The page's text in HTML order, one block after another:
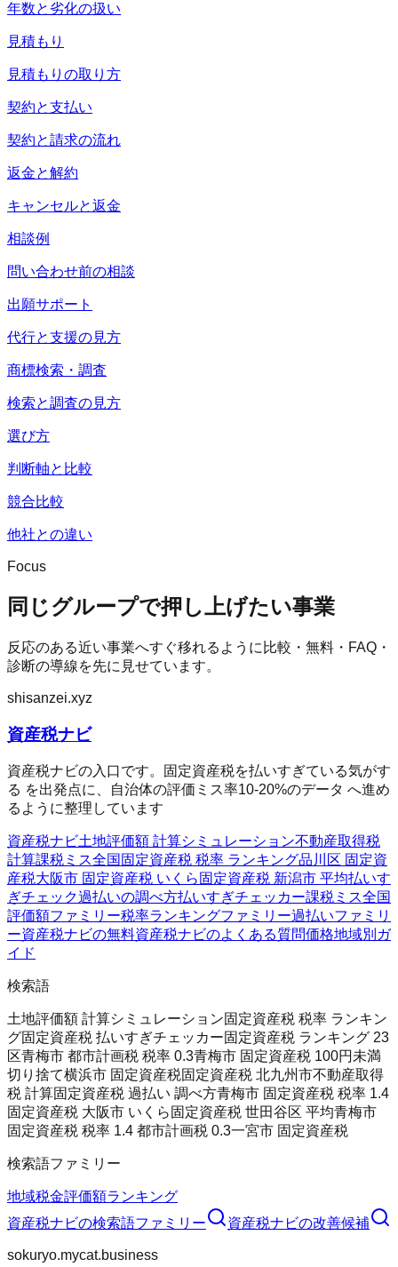
年数と劣化の扱い
見積もり
見積もりの取り方
契約と支払い
契約と請求の流れ
返金と解約
キャンセルと返金
相談例
問い合わせ前の相談
出願サポート
代行と支援の見方
商標検索・調査
検索と調査の見方
選び方
判断軸と比較
競合比較
他社との違い
Focus
同じグループで押し上げたい事業
反応のある近い事業へすぐ移れるように比較・無料・FAQ・
診断の導線を先に見せています。
shisanzei.xyz
資産税ナビ
資産税ナビの入口です。固定資産税を払いすぎている気がす
る を出発点に、自治体の評価ミス率10-20%のデータ へ進め
るように整理しています
資産税ナビ土地評価額 計算シミュレーション不動産取得税
計算課税ミス全国 固定資産税 税率 ランキング品川区 固定資
産税大阪市 固定資産税 いくら 固定資産税 新潟市 平均払いす
ぎチェック過払いの調べ方払いすぎチェッカー課税ミス全国
評価額ファミリー税率ランキングファミリー過払いファミリ
ー資産税ナビの無料資産税ナビのよくある質問価格地域別ガ
イド
検索語
土地評価額 計算シミュレーション固定資産税 税率 ランキン
グ固定資産税 払いすぎチェッカー固定資産税 ランキング 23
区青梅市 都市計画税 税率 0.3青梅市 固定資産税 100円未満
切り捨て横浜市 固定資産税固定資産税 北九州市不動産取得
税 計算固定資産税 過払い 調べ方青梅市 固定資産税 税率 1.4
固定資産税 大阪市 いくら 固定資産税 世田谷区 平均青梅市
固定資産税 税率 1.4 都市計画税 0.3一宮市 固定資産税
検索語ファミリー
地域税金評価額ランキング
資産税ナビの検索語ファミリー 資産税ナビの改善候補
sokuryo.mycat.business